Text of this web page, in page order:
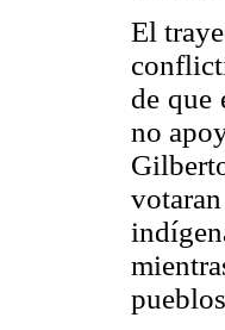
El
de que
no